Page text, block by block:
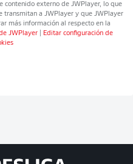
contenido externo de JWPlayer, lo que
transmitan a JWPlayery que JWPlayer
más información al respecto en la
JWPlayer
Editar configuración de